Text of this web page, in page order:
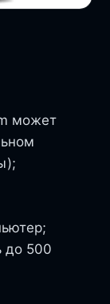
может
до 500